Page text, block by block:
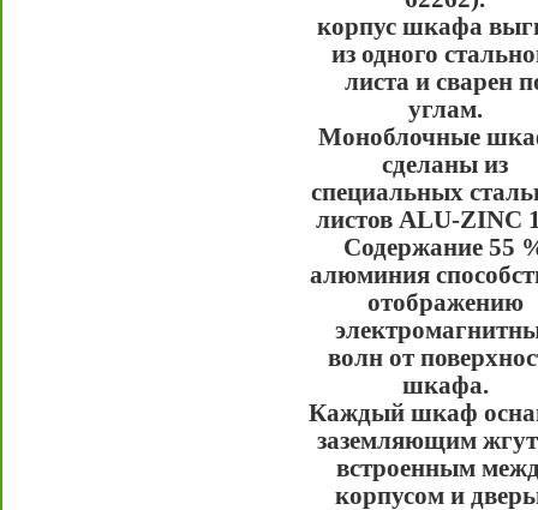
корпус шкафа
из одного
листа и сварен
углам.
Моноблочные
сделаны из
специальных
листов ALU-ZINC
Содержание 55
алюминия
отображению
волн от
шкафа.
Каждый шкаф
заземляющим
встроенным
корпусом и